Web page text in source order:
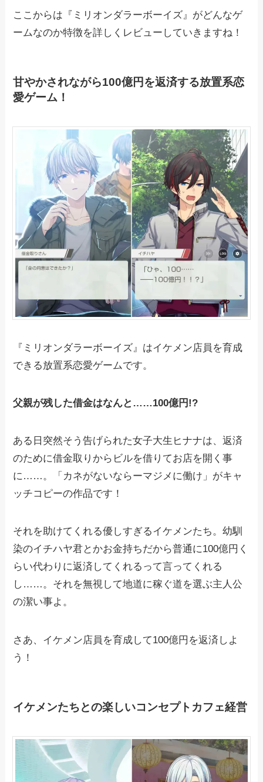
ここからは『ミリオンダラーボーイズ』がどんなゲ
ームなのか特徴を詳しくレビューしていきますね！
甘やかされながら100億円を返済する放置系恋
愛ゲーム！
『ミリオンダラーボーイズ』はイケメン店員を育成
できる放置系恋愛ゲームです。
父親が残した借金はなんと……100億円!?
ある日突然そう告げられた女子大生ヒナナは、返済
のために借金取りからビルを借りてお店を開く事
に……。「カネがないならーマジメに働け」がキャ
ッチコピーの作品です！
それを助けてくれる優しすぎるイケメンたち。幼馴
染のイチハヤ君とかお金持ちだから普通に100億円く
らい代わりに返済してくれるって言ってくれる
し……。それを無視して地道に稼ぐ道を選ぶ主人公
の潔い事よ。
さあ、イケメン店員を育成して100億円を返済しよ
う！
イケメンたちとの楽しいコンセプトカフェ経営